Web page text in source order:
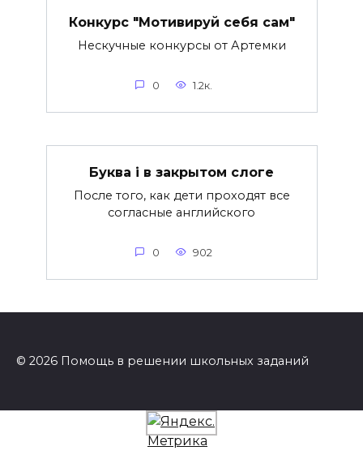
Конкурс "Мотивируй себя сам"
Нескучные конкурсы от Артемки
0 1.2к.
Буква i в закрытом слоге
После того, как дети проходят все
согласные английского
0 902
© 2026 Помощь в решении школьных заданий